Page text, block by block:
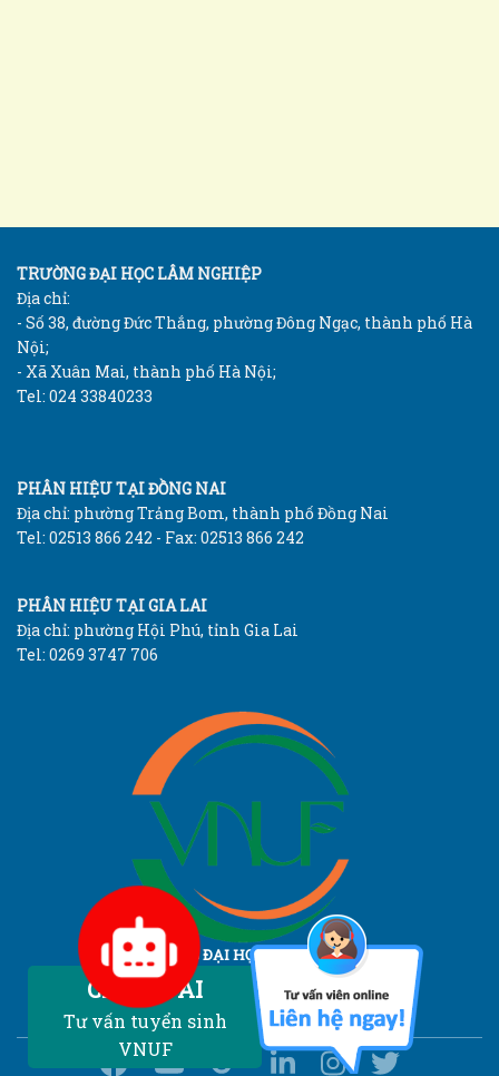
TRƯỜNG ĐẠI HỌC LÂM NGHIỆP
Địa chỉ:
- Số 38, đường Đức Thắng, phường Đông Ngạc, thành phố Hà
Nội;
- Xã Xuân Mai, thành phố Hà Nội;
Tel: 024 33840233
PHÂN HIỆU TẠI ĐỒNG NAI
Địa chỉ: phường Trảng Bom, thành phố Đồng Nai
Tel: 02513 866 242 - Fax: 02513 866 242
PHÂN HIỆU TẠI GIA LAI
Địa chỉ: phường Hội Phú, tỉnh Gia Lai
Tel: 0269 3747 706
TRƯỜNG ĐẠI HỌC LÂM NGHIỆP
Vietnam National University of Forestry
Chatbot AI
Tư vấn tuyển sinh
VNUF